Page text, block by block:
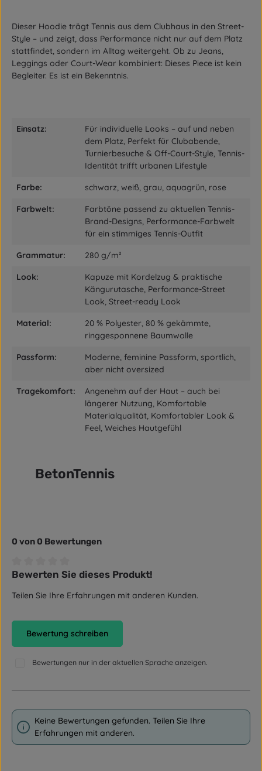
Dieser Hoodie trägt Tennis aus dem Clubhaus in den Street-
Style – und zeigt, dass Performance nicht nur auf dem Platz
stattfindet, sondern im Alltag weitergeht. Ob zu Jeans,
Leggings oder Court-Wear kombiniert: Dieses Piece ist kein
Begleiter. Es ist ein Bekenntnis.
Einsatz:
Für individuelle Looks – auf und neben
dem Platz, Perfekt für Clubabende,
Turnierbesuche & Off-Court-Style, Tennis-
Identität trifft urbanen Lifestyle
Farbe: schwarz, weiß, grau, aquagrün, rose
Farbwelt:
Farbtöne passend zu aktuellen Tennis-
Brand-Designs, Performance-Farbwelt
für ein stimmiges Tennis-Outfit
Grammatur: 280 g/m²
Look:
Kapuze mit Kordelzug & praktische
Kängurutasche, Performance-Street
Look, Street-ready Look
Material:
20 % Polyester, 80 % gekämmte,
ringgesponnene Baumwolle
Passform:
Moderne, feminine Passform, sportlich,
aber nicht oversized
Tragekomfort:
Angenehm auf der Haut – auch bei
längerer Nutzung, Komfortable
Materialqualität, Komfortabler Look &
Feel, Weiches Hautgefühl
BetonTennis
0 von 0 Bewertungen
Durchschnittliche Bewertung von 0 von 5 Sternen
Bewerten Sie dieses Produkt!
Teilen Sie Ihre Erfahrungen mit anderen Kunden.
Bewertung schreiben
Bewertungen nur in der aktuellen Sprache anzeigen.
Keine Bewertungen gefunden. Teilen Sie Ihre
Erfahrungen mit anderen.